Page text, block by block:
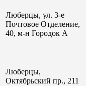
Люберцы, ул. 3-е
Почтовое Отделение,
40, м-н Городок А
Люберцы,
Октябрьский пр., 211